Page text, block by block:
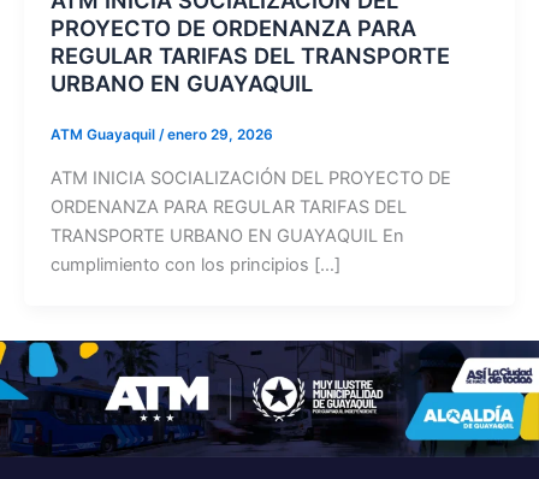
PROYECTO DE ORDENANZA PARA
REGULAR TARIFAS DEL TRANSPORTE
URBANO EN GUAYAQUIL
ATM Guayaquil /enero 29, 2026
ATM INICIA SOCIALIZACIÓN DEL PROYECTO DE
ORDENANZA PARA REGULAR TARIFAS DEL
TRANSPORTE URBANO EN GUAYAQUIL En
cumplimiento con los principios […]